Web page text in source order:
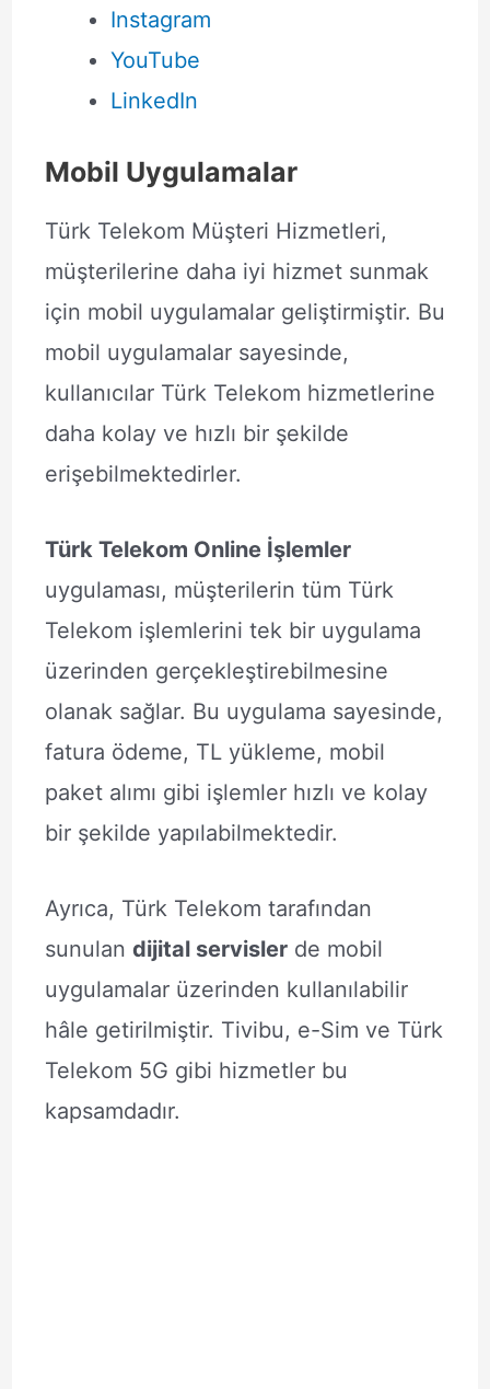
Instagram
YouTube
LinkedIn
Mobil Uygulamalar
Türk Telekom Müşteri Hizmetleri,
müşterilerine daha iyi hizmet sunmak
için mobil uygulamalar geliştirmiştir. Bu
mobil uygulamalar sayesinde,
kullanıcılar Türk Telekom hizmetlerine
daha kolay ve hızlı bir şekilde
erişebilmektedirler.
Türk Telekom Online İşlemler
uygulaması, müşterilerin tüm Türk
Telekom işlemlerini tek bir uygulama
üzerinden gerçekleştirebilmesine
olanak sağlar. Bu uygulama sayesinde,
fatura ödeme, TL yükleme, mobil
paket alımı gibi işlemler hızlı ve kolay
bir şekilde yapılabilmektedir.
Ayrıca, Türk Telekom tarafından
sunulan dijital servislerde mobil
uygulamalar üzerinden kullanılabilir
hâle getirilmiştir. Tivibu, e-Sim ve Türk
Telekom 5G gibi hizmetler bu
kapsamdadır.